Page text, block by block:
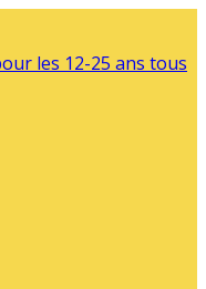
les 12-25 ans tous